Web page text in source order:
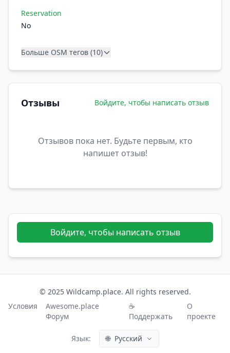
Reservation
No
Больше OSM тегов (10)
Отзывы Войдите, чтобы написать отзыв
Отзывов пока нет. Будьте первым, кто
напишет отзыв!
Войдите, чтобы написать отзыв
© 2025 Wildcamp.place. All rights reserved.
Условия
Awesome.place
Форум
☕
Поддержать
О
проекте
Язык: 🌐 Русский